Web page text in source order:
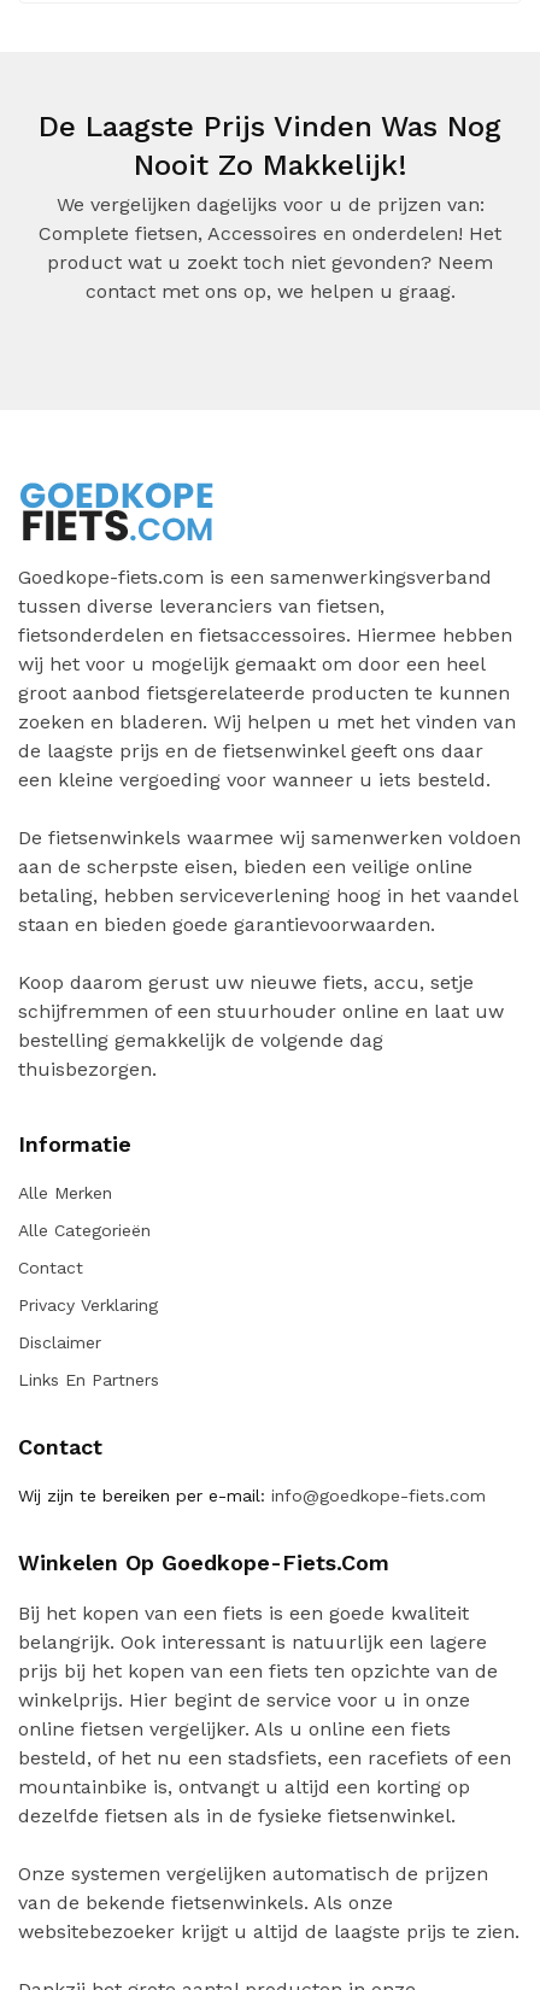
De Laagste Prijs Vinden Was Nog
Nooit Zo Makkelijk!
We vergelijken dagelijks voor u de prijzen van:
Complete fietsen, Accessoires en onderdelen! Het
product wat u zoekt toch niet gevonden? Neem
contact met ons op, we helpen u graag.
Goedkope-fiets.com is een samenwerkingsverband
tussen diverse leveranciers van fietsen,
fietsonderdelen en fietsaccessoires. Hiermee hebben
wij het voor u mogelijk gemaakt om door een heel
groot aanbod fietsgerelateerde producten te kunnen
zoeken en bladeren. Wij helpen u met het vinden van
de laagste prijs en de fietsenwinkel geeft ons daar
een kleine vergoeding voor wanneer u iets besteld.
De fietsenwinkels waarmee wij samenwerken voldoen
aan de scherpste eisen, bieden een veilige online
betaling, hebben serviceverlening hoog in het vaandel
staan en bieden goede garantievoorwaarden.
Koop daarom gerust uw nieuwe fiets, accu, setje
schijfremmen of een stuurhouder online en laat uw
bestelling gemakkelijk de volgende dag
thuisbezorgen.
Informatie
Alle Merken
Alle Categorieën
Contact
Privacy Verklaring
Disclaimer
Links En Partners
Contact
Wij zijn te bereiken per e-mail: info@goedkope-fiets.com
Winkelen Op Goedkope-Fiets.com
Bij het kopen van een fiets is een goede kwaliteit
belangrijk. Ook interessant is natuurlijk een lagere
prijs bij het kopen van een fiets ten opzichte van de
winkelprijs. Hier begint de service voor u in onze
online fietsen vergelijker. Als u online een fiets
besteld, of het nu een stadsfiets, een racefiets of een
mountainbike is, ontvangt u altijd een korting op
dezelfde fietsen als in de fysieke fietsenwinkel.
Onze systemen vergelijken automatisch de prijzen
van de bekende fietsenwinkels. Als onze
websitebezoeker krijgt u altijd de laagste prijs te zien.